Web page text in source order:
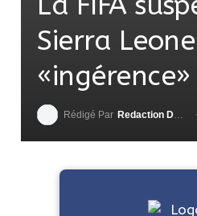
Sierra
«ingérence»
Rédigé Par Redaction DjenaSport